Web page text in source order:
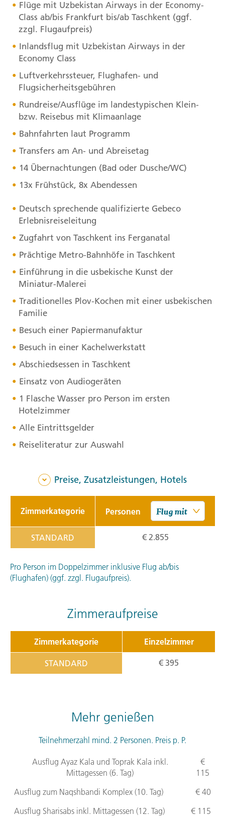
Flüge mit Uzbekistan Airways in der Economy-
Class ab/bis Frankfurt bis/ab Taschkent (ggf.
zzgl. Flugaufpreis)
Inlandsflug mit Uzbekistan Airways in der
Economy Class
Luftverkehrssteuer, Flughafen- und
Flugsicherheitsgebühren
Rundreise/Ausflüge im landestypischen Klein-
bzw. Reisebus mit Klimaanlage
Bahnfahrten laut Programm
Transfers am An- und Abreisetag
14 Übernachtungen (Bad oder Dusche/WC)
13x Frühstück, 8x Abendessen
Deutsch sprechende qualifizierte Gebeco
Erlebnisreiseleitung
Zugfahrt von Taschkent ins Ferganatal
Prächtige Metro-Bahnhöfe in Taschkent
Einführung in die usbekische Kunst der
Miniatur-Malerei
Traditionelles Plov-Kochen mit einer usbekischen
Familie
Besuch einer Papiermanufaktur
Besuch in einer Kachelwerkstatt
Abschiedsessen in Taschkent
Einsatz von Audiogeräten
1 Flasche Wasser pro Person im ersten
Hotelzimmer
Alle Eintrittsgelder
Reiseliteratur zur Auswahl
Preise, Zusatzleistungen, Hotels
Zimmerkategorie Personen
STANDARD € 2.855
Pro Person im Doppelzimmer inklusive Flug ab/bis
(Flughafen) (ggf. zzgl. Flugaufpreis).
Zimmeraufpreise
Zimmerkategorie Einzelzimmer
STANDARD € 395
Mehr genießen
Teilnehmerzahl mind. 2 Personen. Preis p. P.
Ausflug Ayaz Kala und Toprak Kala inkl.
Mittagessen (6. Tag)
€
115
Ausflug zum Naqshbandi Komplex (10. Tag)
€ 40
Ausflug Sharisabs inkl. Mittagessen (12. Tag)
€ 115